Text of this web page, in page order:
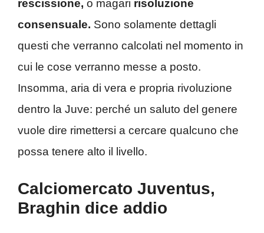
rescissione, o magari risoluzione
consensuale. Sono solamente dettagli
questi che verranno calcolati nel momento in
cui le cose verranno messe a posto.
Insomma, aria di vera e propria rivoluzione
dentro la Juve: perché un saluto del genere
vuole dire rimettersi a cercare qualcuno che
possa tenere alto il livello.
Calciomercato Juventus,
Braghin dice addio